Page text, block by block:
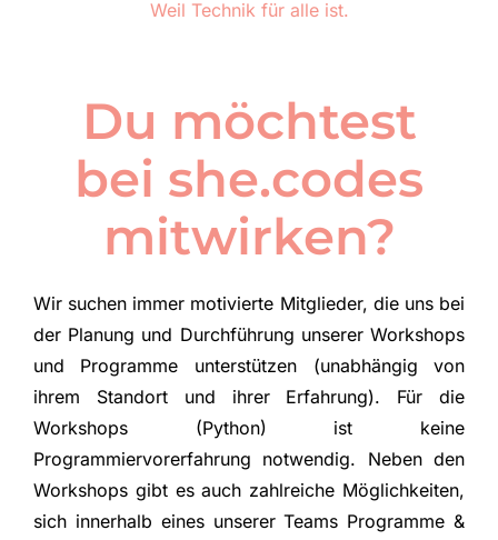
Weil Technik für alle ist.
Du möchtest
bei she.codes
mitwirken?
Wir suchen immer motivierte Mitglieder, die uns bei
der Planung und Durchführung unserer Workshops
und Programme unterstützen (unabhängig von
ihrem Standort und ihrer Erfahrung). Für die
Workshops (Python) ist keine
Programmiervorerfahrung notwendig. Neben den
Workshops gibt es auch zahlreiche Möglichkeiten,
sich innerhalb eines unserer Teams Programme &